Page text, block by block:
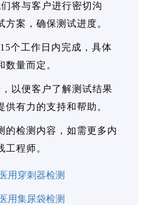
将与客户进行密切沟
案，确保测试进度。
个工作日内完成，具体
数量而定。
以便客户了解测试结果
有力的支持和帮助。
的检测内容，如需更多内
工程师。
医用穿刺器检测
医用集尿袋检测